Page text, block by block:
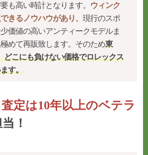
も高い時計となります。 ウィンク
きるノウハウがあり、現行のスポ
価値の高いアンティークモデルま
めて再販致します。そのため東
どこにも負けない価格でロレックス
す。
定は10年以上のベテラ
！